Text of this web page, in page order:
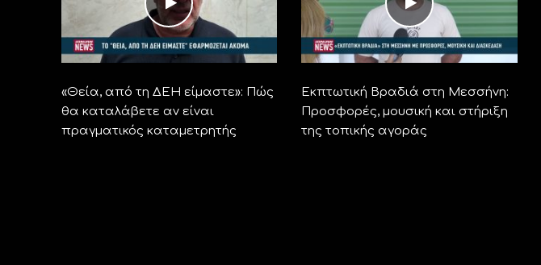
«Θεία, από τη ΔΕΗ είμαστε»: Πώς
θα καταλάβετε αν είναι
πραγματικός καταμετρητής
Εκπτωτική Βραδιά στη Μεσσήνη:
Προσφορές, μουσική και στήριξη
της τοπικής αγοράς